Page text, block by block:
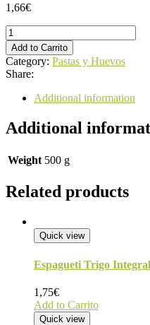
1,66€
Macarrón
Trigo
Blanco
quantity
Add to Carrito
Category: Pastas y Huevos
Share:
Additional information
Additional
Weight 500 g
Related products
Quick view
Espagueti Trigo Integral
1,75€
Add to Carrito
Quick view